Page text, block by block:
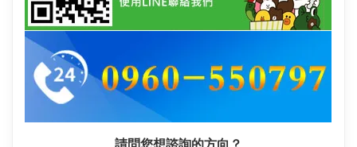
請問您想諮詢的方向？